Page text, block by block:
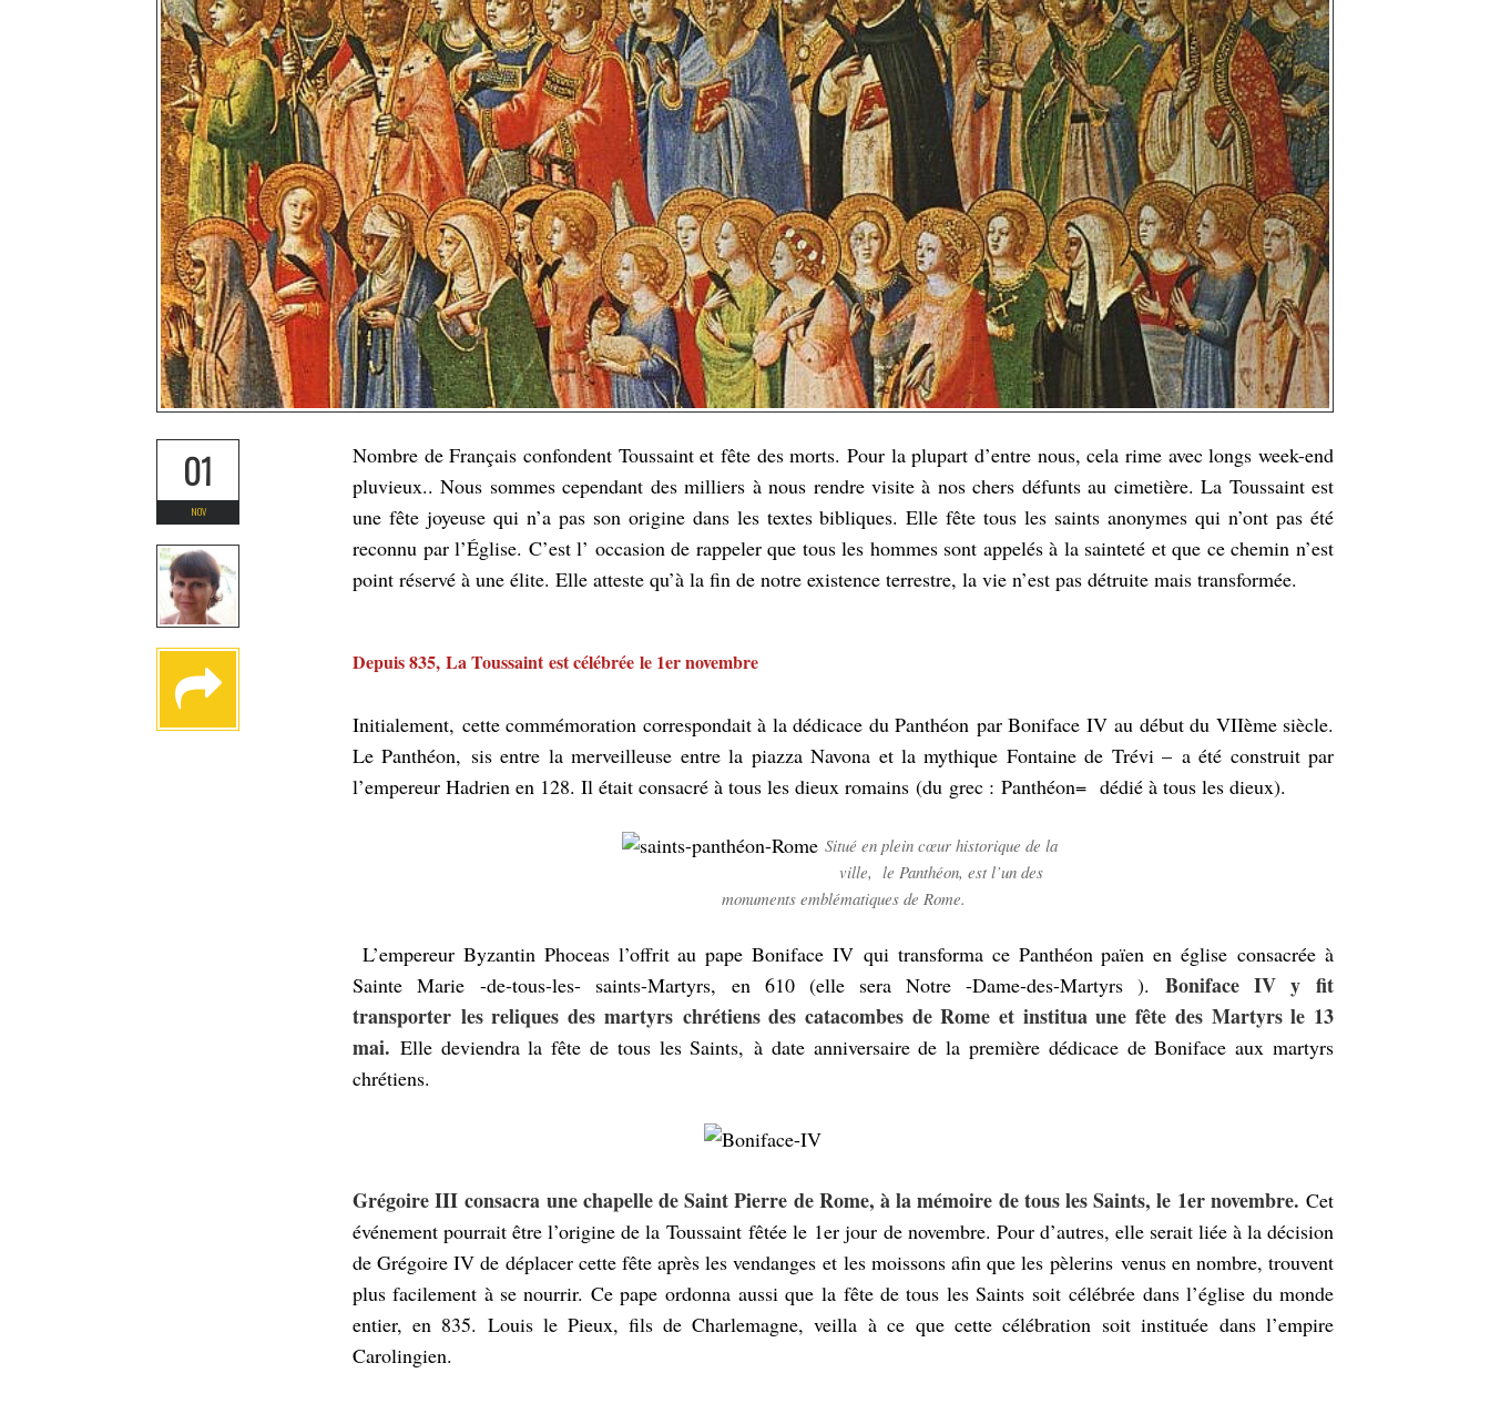
01
NOV
Nombre de Français confondent Toussaint et fête des morts. Pour la plupart d’entre nous, cela rime avec longs week-end
pluvieux.. Nous sommes cependant des milliers à nous rendre visite à nos chers défunts au cimetière. La Toussaint est
une fête joyeuse qui n’a pas son origine dans les textes bibliques. Elle fête tous les saints anonymes qui n’ont pas été
reconnu par l’Église. C’est l’ occasion de rappeler que tous les hommes sont appelés à la sainteté et que ce chemin n’est
point réservé à une élite. Elle atteste qu’à la fin de notre existence terrestre, la vie n’est pas détruite mais transformée.
Depuis 835, La Toussaint est célébrée le 1er novembre
Initialement, cette commémoration correspondait à la dédicace du Panthéon par Boniface IV au début du VIIème siècle.
Le Panthéon, sis entre la merveilleuse entre la piazza Navona et la mythique Fontaine de Trévi – a été construit par
l’empereur Hadrien en 128. Il était consacré à tous les dieux romains (du grec : Panthéon= dédié à tous les dieux).
Situé en plein cœur historique de la
ville, le Panthéon, est l’un des
monuments emblématiques de Rome.
L’empereur Byzantin Phoceas l’offrit au pape Boniface IV qui transforma ce Panthéon païen en église consacrée à
Sainte Marie -de-tous-les- saints-Martyrs, en 610 (elle sera Notre -Dame-des-Martyrs ). Boniface IV y fit
transporter les reliques des martyrs chrétiens des catacombes de Rome et institua une fête des Martyrs le 13
mai. Elle deviendra la fête de tous les Saints, à date anniversaire de la première dédicace de Boniface aux martyrs
chrétiens.
Grégoire III consacra une chapelle de Saint Pierre de Rome, à la mémoire de tous les Saints, le 1er novembre. Cet
événement pourrait être l’origine de la Toussaint fêtée le 1er jour de novembre. Pour d’autres, elle serait liée à la décision
de Grégoire IV de déplacer cette fête après les vendanges et les moissons afin que les pèlerins venus en nombre, trouvent
plus facilement à se nourrir. Ce pape ordonna aussi que la fête de tous les Saints soit célébrée dans l’église du monde
entier, en 835. Louis le Pieux, fils de Charlemagne, veilla à ce que cette célébration soit instituée dans l’empire
Carolingien.